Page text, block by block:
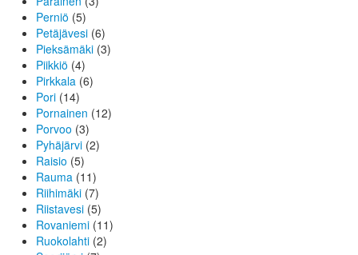
Perniö (5)
Petäjävesi (6)
Pieksämäki (3)
Piikkiö (4)
Pirkkala (6)
Pori (14)
Pornainen (12)
Porvoo (3)
Pyhäjärvi (2)
Raisio (5)
Rauma (11)
Riihimäki (7)
Riistavesi (5)
Rovaniemi (11)
Ruokolahti (2)